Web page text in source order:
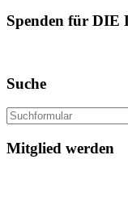
Spenden für DIE
Suche
Mitglied werden